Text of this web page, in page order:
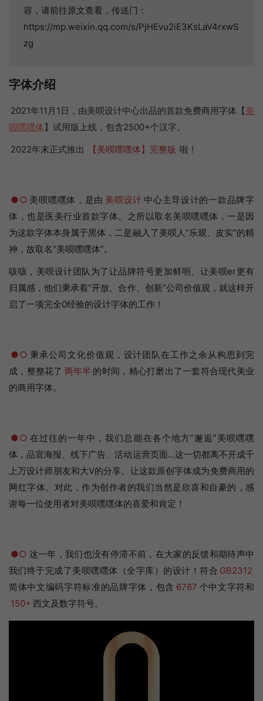
容，请前往原文查看，传送门：
https://mp.weixin.qq.com/s/PjHEvu2iE3KsLaV4rxwS
zg
字体介绍
2021年11月1日，由美呗设计中心出品的首款免费商用字体【美
呗嘿嘿体】试用版上线，包含2500+个汉字。
2022年末正式推出
【美呗嘿嘿体】完整版 啦！
●○ 美呗嘿嘿体，是由 美呗设计 中心主导设计的一款品牌字
体，也是医美行业首款字体。之所以取名美呗嘿嘿体，一是因
为这款字体本身属于黑体，二是融入了美呗人“乐观、皮实”的精
神，故取名“美呗嘿嘿体”。
咳咳，美呗设计团队为了让品牌符号更加鲜明、让美呗er更有
归属感，他们秉承着“开放、合作、创新“公司价值观，就这样开
启了一项完全0经验的设计字体的工作！
●○ 秉承公司文化价值观，设计团队在工作之余从构思到完
成，整整花了 两年半 的时间，精心打磨出了一套符合现代美业
的商用字体。
●○ 在过往的一年中，我们总能在各个地方“邂逅”美呗嘿嘿
体，品宣海报、线下广告、活动运营页面…这一切都离不开成千
上万设计师朋友和大V的分享。让这款原创字体成为免费商用的
网红字体。对此，作为创作者的我们当然是欣喜和自豪的，感
谢每一位使用者对美呗嘿嘿体的喜爱和肯定！
●○ 这一年，我们也没有停滞不前，在大家的反馈和期待声中
我们终于完成了美呗嘿嘿体（全字库）的设计！符合 GB2312
简体中文编码字符标准的品牌字体，包含 6767 个中文字符和
150+ 西文及数字符号。